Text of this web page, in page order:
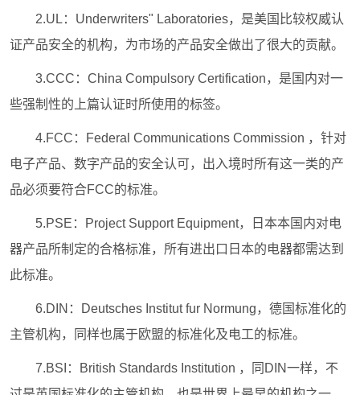
2.UL：Underwriters" Laboratories，是美国比较权威认
证产品安全的机构，为市场的产品安全做出了很大的贡献。
3.CCC：China Compulsory Certification，是国内对一
些强制性的上篇认证时所使用的标签。
4.FCC：Federal Communications Commission ，针对
电子产品、数字产品的安全认可，出入境时所有这一类的产
品必须要符合FCC的标准。
5.PSE：Project Support Equipment，日本本国内对电
器产品所制定的合格标准，所有进出口日本的电器都需达到
此标准。
6.DIN：Deutsches Institut fur Normung，德国标准化的
主管机构，同样也属于欧盟的标准化及电工的标准。
7.BSI：British Standards Institution ，同DIN一样，不